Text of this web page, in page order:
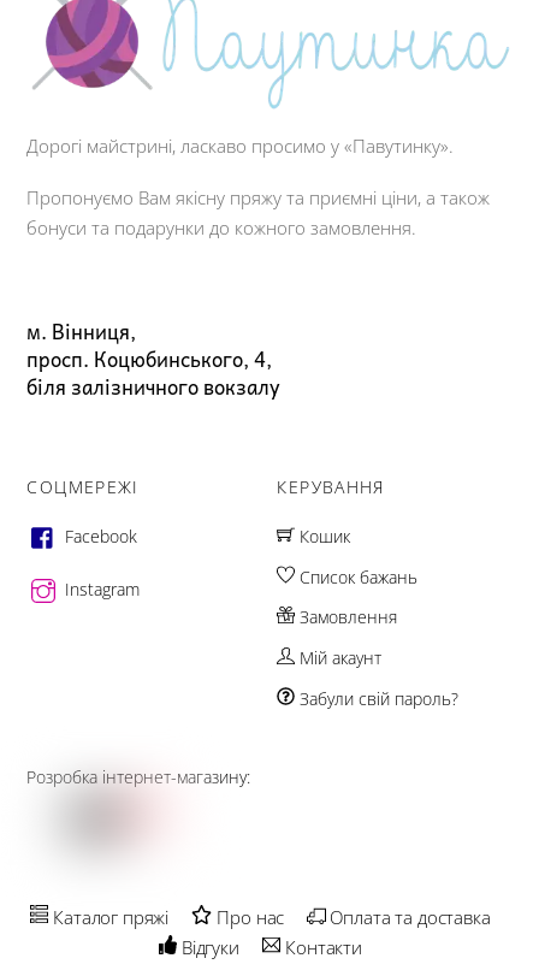
Дорогі майстрині, ласкаво просимо у «Павутинку».
Пропонуємо Вам якісну пряжу та приємні ціни, а також
бонуси та подарунки до кожного замовлення.
м. Вінниця,
просп. Коцюбинського, 4,
біля залізничного вокзалу
СОЦМЕРЕЖІ
Facebook
Instagram
КЕРУВАННЯ
Кошик
Список бажань
Замовлення
Мій акаунт
Забули свій пароль?
Розробка інтернет-магазину:
Каталог пряжі Про нас
Оплата та доставка
Відгуки
Контакти